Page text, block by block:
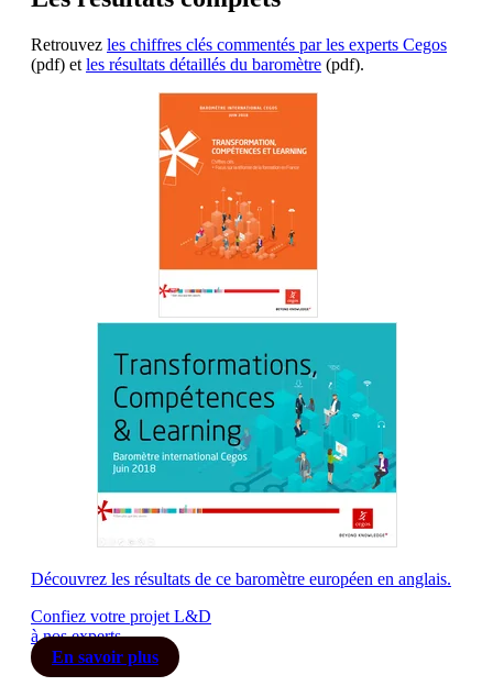
Retrouvez les chiffres clés commentés par les experts Cegos
(pdf) et les résultats détaillés du baromètre (pdf).
Découvrez les résultats de ce baromètre européen en anglais.
Confiez votre projet L&D
à nos experts
En savoir plus